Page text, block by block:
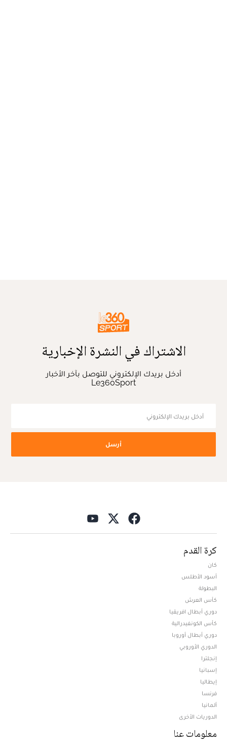
الاشتراك في النشرة الإخبارية
أدخل بريدك الإلكتروني للتوصل بآخر الأخبار
Le360Sport
أرسل
كرة القدم
كان
أسود الأطلس
البطولة
كأس العرش
دوري أبطال افريقيا
كأس الكونفيدرالية
دوري أبطال أوروبا
الدوري الأوروبي
إنجلترا
إسبانيا
إيطاليا
فرنسا
ألمانيا
الدوريات الأخرى
معلومات عنا